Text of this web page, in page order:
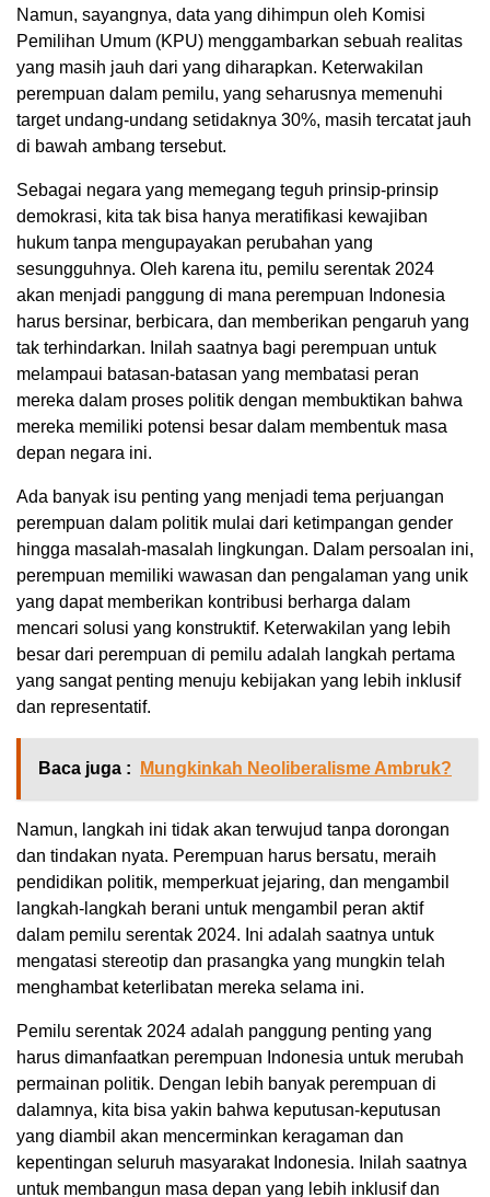
Namun, sayangnya, data yang dihimpun oleh Komisi
Pemilihan Umum (KPU) menggambarkan sebuah realitas
yang masih jauh dari yang diharapkan. Keterwakilan
perempuan dalam pemilu, yang seharusnya memenuhi
target undang-undang setidaknya 30%, masih tercatat jauh
di bawah ambang tersebut.
Sebagai negara yang memegang teguh prinsip-prinsip
demokrasi, kita tak bisa hanya meratifikasi kewajiban
hukum tanpa mengupayakan perubahan yang
sesungguhnya. Oleh karena itu, pemilu serentak 2024
akan menjadi panggung di mana perempuan Indonesia
harus bersinar, berbicara, dan memberikan pengaruh yang
tak terhindarkan. Inilah saatnya bagi perempuan untuk
melampaui batasan-batasan yang membatasi peran
mereka dalam proses politik dengan membuktikan bahwa
mereka memiliki potensi besar dalam membentuk masa
depan negara ini.
Ada banyak isu penting yang menjadi tema perjuangan
perempuan dalam politik mulai dari ketimpangan gender
hingga masalah-masalah lingkungan. Dalam persoalan ini,
perempuan memiliki wawasan dan pengalaman yang unik
yang dapat memberikan kontribusi berharga dalam
mencari solusi yang konstruktif. Keterwakilan yang lebih
besar dari perempuan di pemilu adalah langkah pertama
yang sangat penting menuju kebijakan yang lebih inklusif
dan representatif.
Baca juga : Mungkinkah Neoliberalisme Ambruk?
Namun, langkah ini tidak akan terwujud tanpa dorongan
dan tindakan nyata. Perempuan harus bersatu, meraih
pendidikan politik, memperkuat jejaring, dan mengambil
langkah-langkah berani untuk mengambil peran aktif
dalam pemilu serentak 2024. Ini adalah saatnya untuk
mengatasi stereotip dan prasangka yang mungkin telah
menghambat keterlibatan mereka selama ini.
Pemilu serentak 2024 adalah panggung penting yang
harus dimanfaatkan perempuan Indonesia untuk merubah
permainan politik. Dengan lebih banyak perempuan di
dalamnya, kita bisa yakin bahwa keputusan-keputusan
yang diambil akan mencerminkan keragaman dan
kepentingan seluruh masyarakat Indonesia. Inilah saatnya
untuk membangun masa depan yang lebih inklusif dan